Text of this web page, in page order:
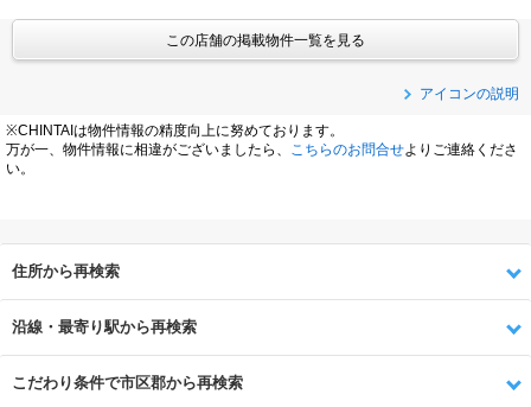
この店舗の掲載物件一覧を見る
アイコンの説明
※CHINTAIは物件情報の精度向上に努めております。
万が一、物件情報に相違がございましたら、
こちらのお問合せよりご連絡くださ
い。
住所から再検索
沿線・最寄り駅から再検索
こだわり条件で市区郡から再検索